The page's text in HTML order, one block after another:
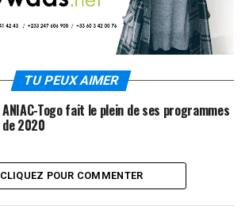
TU PEUX AIMER
ANIAC-Togo fait le plein de ses programmes
de 2020
CLIQUEZ POUR COMMENTER